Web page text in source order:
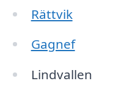
Rättvik
Gagnef
Lindvallen